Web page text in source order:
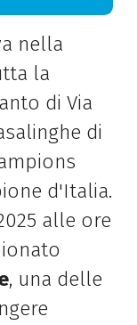
nella
la
di Via
di
d'Italia.
alle ore
, una delle